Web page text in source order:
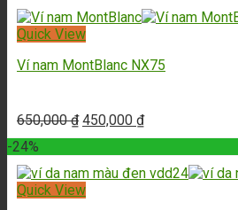
Quick View
Ví nam MontBlanc NX75
650,000₫ 450,000 ₫
-24%
Quick View